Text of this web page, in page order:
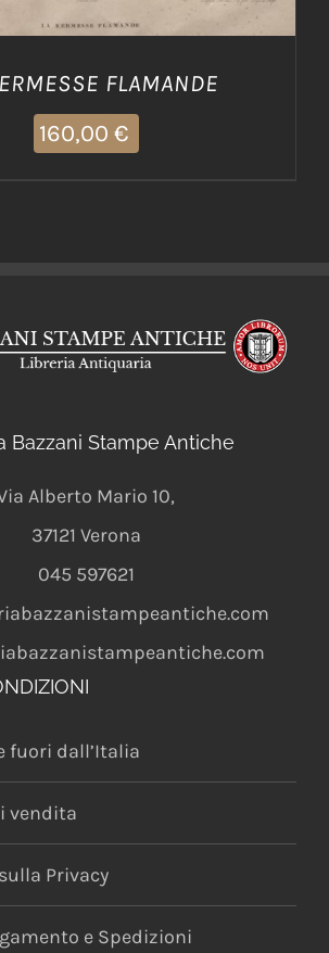
FLAMANDE
160,00 €
Bazzani Stampe Antiche
Alberto Mario 10,
37121 Verona
045 597621
fuori dall’Italia
vendita
Privacy
e Spedizioni